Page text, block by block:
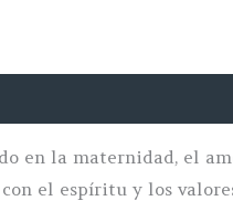
en la maternidad, el
el espíritu y los